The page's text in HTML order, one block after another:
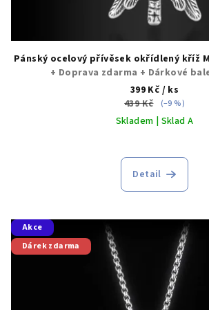
Pánský ocelový přívěsek okřídlený kříž
+ Doprava zdarma + Dárkové
399 Kč / ks
439 Kč
(–9 %)
Skladem | Sklad A
Detail
Akce
Dárek zdarma